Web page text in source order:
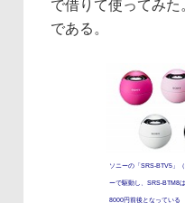
で借りて使ってみ
である。
ソニーの「SRS-BTV5」
ーで駆動し、SRS-BTM8
8000円前後となっている